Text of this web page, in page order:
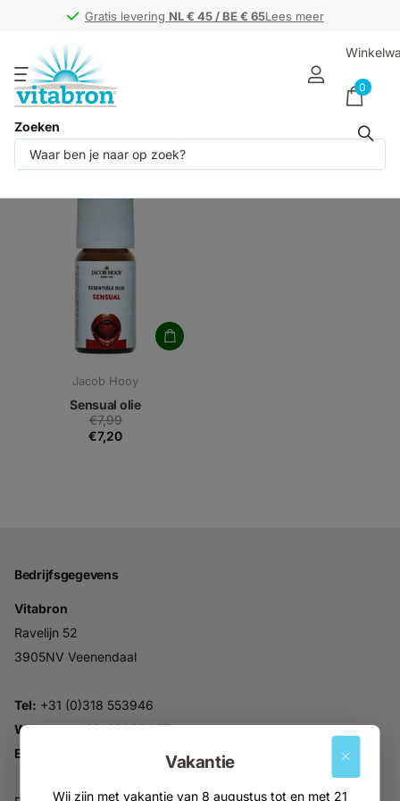
Gratis levering NL € 45 / BE € 65Lees meer
Gratis levering NL € 45 / BE € 65
Zoeken
0
Vakantie
Wij zijn met vakantie van 8 augustus tot en met 21
Producten (1)
Jacob Hooy
Sensual olie
€7,99
€7,20
Bedrijfsgegevens
Vitabron
Ravelijn 52
3905NV Veenendaal
Tel: +31 (0)318 553946
Whatsapp:06-30896937
Email: